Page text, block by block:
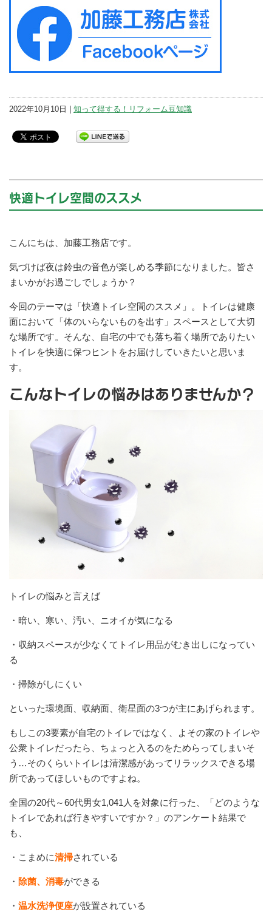
2022年10月10日 | 知って得する！リフォーム豆知識
快適トイレ空間のススメ
こんにちは、加藤工務店です。
気づけば夜は鈴虫の音色が楽しめる季節になりました。皆さ
まいかがお過ごしでしょうか？
今回のテーマは「快適トイレ空間のススメ」。トイレは健康
面において「体のいらないものを出す」スペースとして大切
な場所です。そんな、自宅の中でも落ち着く場所でありたい
トイレを快適に保つヒントをお届けしていきたいと思いま
す。
こんなトイレの悩みはありませんか？
トイレの悩みと言えば
・暗い、寒い、汚い、ニオイが気になる
・収納スペースが少なくてトイレ用品がむき出しになってい
る
・掃除がしにくい
といった環境面、収納面、衛星面の3つが主にあげられます。
もしこの3要素が自宅のトイレではなく、よその家のトイレや
公衆トイレだったら、ちょっと入るのをためらってしまいそ
う…そのくらいトイレは清潔感があってリラックスできる場
所であってほしいものですよね。
全国の20代～60代男女1,041人を対象に行った、「どのような
トイレであれば行きやすいですか？」のアンケート結果で
も、
・こまめに清掃されている
・ 除菌、消毒ができる
・ 温水洗浄便座が設置されている